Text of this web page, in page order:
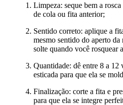
Limpeza: seque bem a
de cola ou fita anterior;
Sentido correto: aplique a
mesmo sentido do aperto da
solte quando você rosquear
Quantidade: dê entre 8 a 12
esticada para que ela se
Finalização: corte a fita e
para que ela se integre